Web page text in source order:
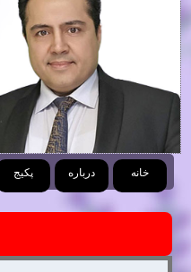
خانه درباره پکیج